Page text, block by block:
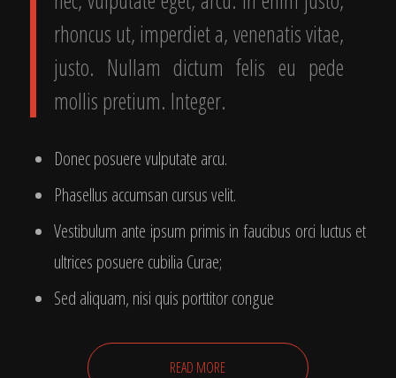
rhoncus ut, imperdiet a, venenatis vitae,
justo. Nullam dictum felis eu pede
mollis pretium. Integer.
Donec posuere vulputate arcu.
Phasellus accumsan cursus velit.
Vestibulum ante ipsum primis in faucibus orci luctus et
ultrices posuere cubilia Curae;
Sed aliquam, nisi quis porttitor congue
READ MORE